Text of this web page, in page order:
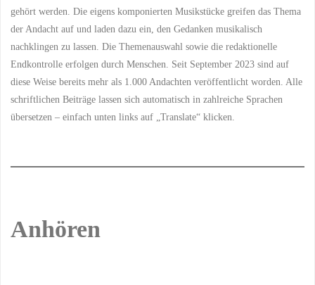
gehört werden. Die eigens komponierten Musikstücke greifen das Thema
der Andacht auf und laden dazu ein, den Gedanken musikalisch
nachklingen zu lassen. Die Themenauswahl sowie die redaktionelle
Endkontrolle erfolgen durch Menschen. Seit September 2023 sind auf
diese Weise bereits mehr als 1.000 Andachten veröffentlicht worden. Alle
schriftlichen Beiträge lassen sich automatisch in zahlreiche Sprachen
übersetzen – einfach unten links auf „Translate“ klicken.
Anhören